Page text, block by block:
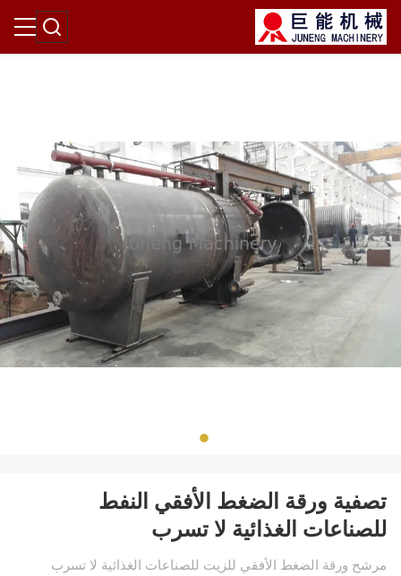
تصفية ورقة الضغط الأفقي النفط
للصناعات الغذائية لا تسرب
مرشح ورقة الضغط الأفقي للزيت للصناعات الغذائية لا تسرب